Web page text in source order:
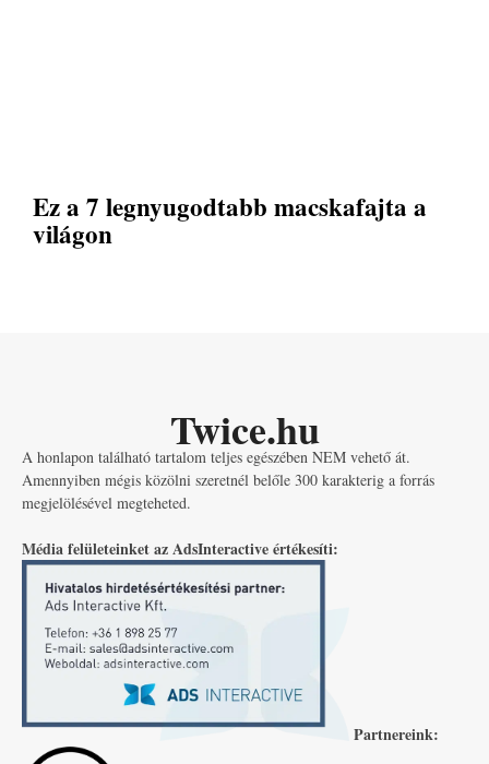
Ez a 7 legnyugodtabb macskafajta a
világon
Twice.hu
A honlapon található tartalom teljes egészében NEM vehető át.
Amennyiben mégis közölni szeretnél belőle 300 karakterig a forrás
megjelölésével megteheted.
Média felületeinket az AdsInteractive értékesíti:
Partnereink: